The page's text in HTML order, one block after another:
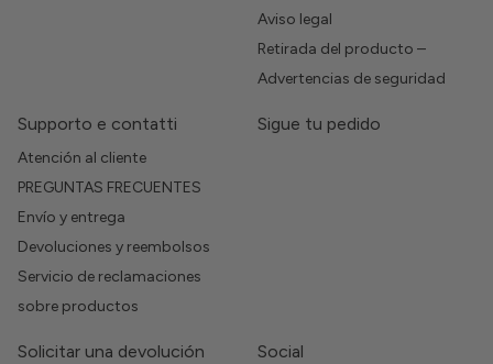
Aviso legal
Retirada del producto –
Advertencias de seguridad
Supporto e contatti
Atención al cliente
PREGUNTAS FRECUENTES
Envío y entrega
Devoluciones y reembolsos
Servicio de reclamaciones
sobre productos
Sigue tu pedido
Solicitar una devolución Social